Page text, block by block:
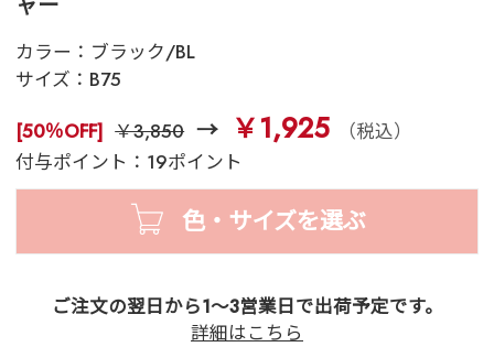
カラー： ブラック/BL
サイズ： B75
[50％OFF] ￥3,850 ￥1,925
（税込）
付与ポイント：19ポイント
色・サイズを選ぶ
ご注文の翌日から1～3営業日で出荷予定です。
詳細はこちら